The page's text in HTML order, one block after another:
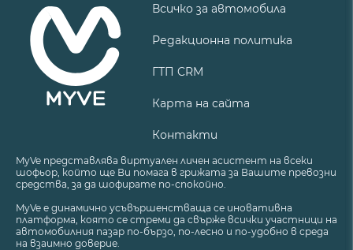
Всичко за автомобила
Редакционна политика
ГТП CRM
Карта на сайта
Контакти
MyVe представлява виртуален личен асистент на всеки
шофьор, който ще Ви помага в грижата за Вашите превозни
средства, за да шофирате по-спокойно.
MyVe е динамично усъвършенстваща се иновативна
платформа, която се стреми да свърже всички участници на
автомобилния пазар по-бързо, по-лесно и по-удобно в среда
на взаимно доверие.